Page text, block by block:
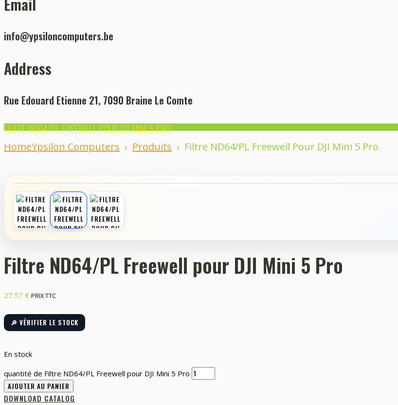
info@ypsiloncomputers.be
Address
Rue Edouard Etienne 21, 7090 Braine Le Comte
FILTRE ND64/PL FREEWELL POUR DJI MINI 5 PRO
HomeYpsilon Computers › Produits › Filtre ND64/PL Freewell Pour DJI Mini 5 Pro
‹
Filtre ND64/PL Freewell pour DJI Mini 5 Pro
27.57 € PRIX TTC
🔎 VÉRIFIER LE STOCK
En stock
quantité de Filtre ND64/PL Freewell pour DJI Mini 5 Pro
AJOUTER AU PANIER
DOWNLOAD CATALOG